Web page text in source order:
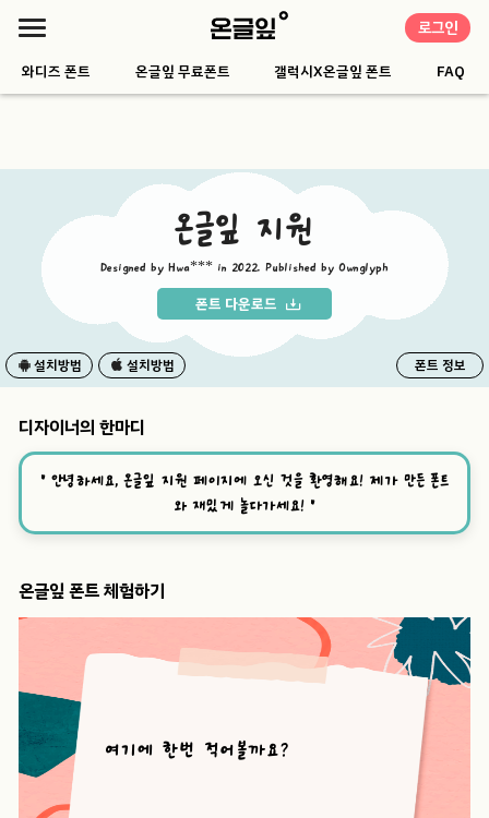
로그인
와디즈 폰트 온글잎 무료폰트 갤럭시X온글잎 폰트 FAQ
온글잎 지원
Designed by Hwa*** in 2022. Published by Ownglyph
폰트 다운로드
설치방법 설치방법 폰트 정보
디자이너의 한마디
“ 안녕하세요, 온글잎 지원 페이지에 오신 것을 환영해요! 제가 만든 폰트
와 재밌게 놀다가세요! ”
온글잎 폰트 체험하기